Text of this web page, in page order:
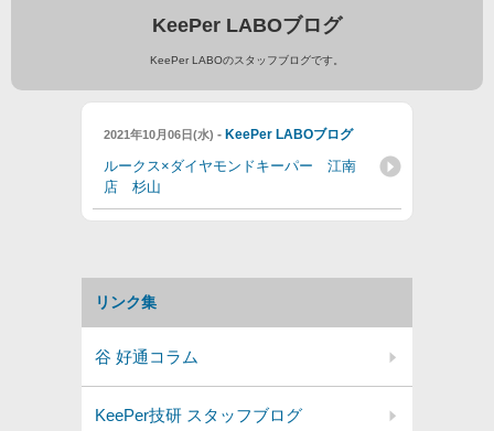
KeePer LABOブログ
KeePer LABOのスタッフブログです。
2021年10月06日(水) - KeePer LABOブログ
ルークス×ダイヤモンドキーパー 江南
店 杉山
リンク集
谷 好通コラム
KeePer技研 スタッフブログ